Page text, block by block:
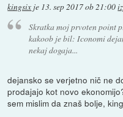
kingsix je 13. sep 2017 ob 21:00
Skratka moj prvoten point
kakoob je bil: Iconomi
nekaj dogaja...
dejansko se verjetno nič ne
prodajajo kot novo
sem mislim da znaš bolje,